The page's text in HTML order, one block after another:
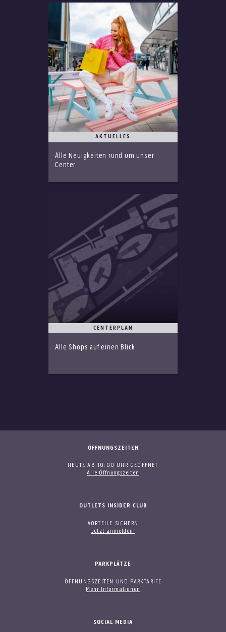
AKTUELLES
Alle Neuigkeiten rund um unser
Center
CENTERPLAN
Alle Shops auf einen Blick
ÖFFNUNGSZEITEN
HEUTE AB 10:00 UHR GEÖFFNET
Alle Öffnungszeiten
OUTLETS INSIDER CLUB
VORTEILE SICHERN
Jetzt anmelden!
PARKPLÄTZE
ÖFFNUNGSZEITEN UND PARKTARIFE
Mehr Informationen
SOCIAL MEDIA